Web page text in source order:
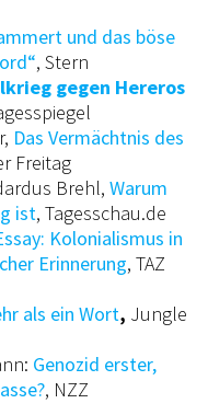
und das böse
, Stern
gegen Hereros
Das Vermächtnis des
Freitag
Brehl, Warum
ist, Tagesschau.de
Kolonialismus in
Erinnerung, TAZ
als ein Wort, Jungle
Genozid erster,
, NZZ